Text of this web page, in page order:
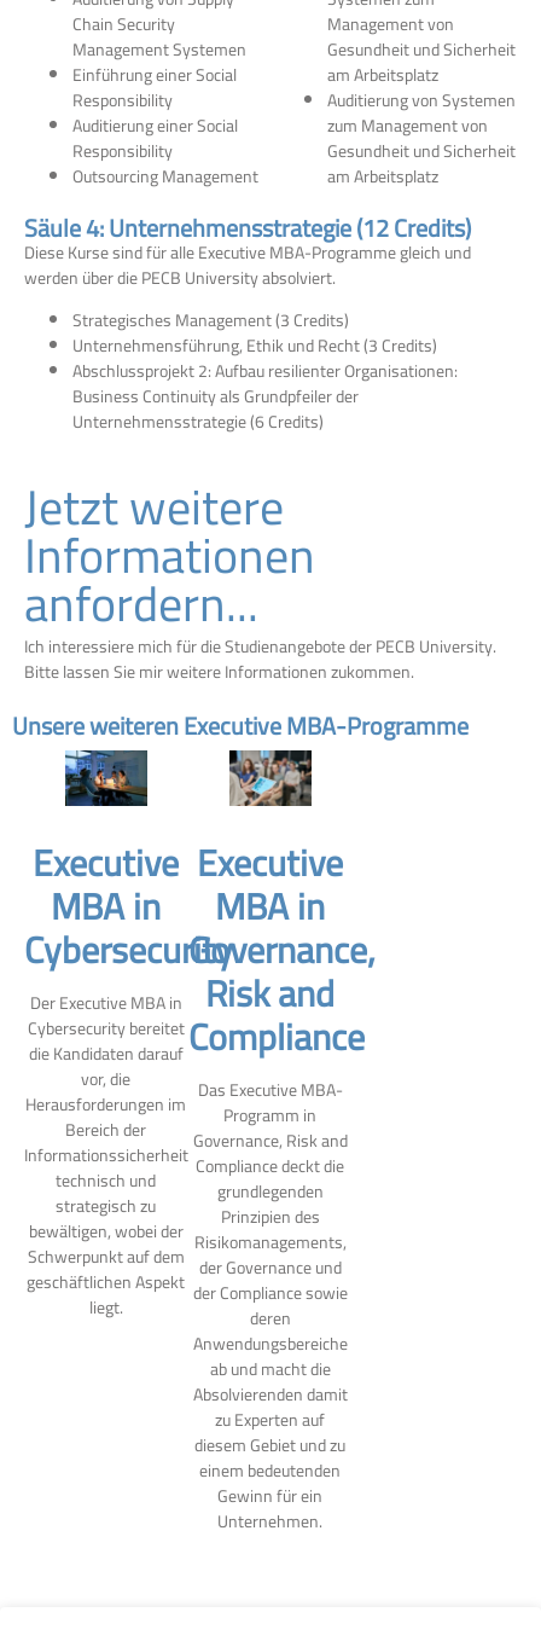
Chain Security
Management Systemen
Einführung einer Social
Responsibility
Auditierung einer Social
Responsibility
Outsourcing Management
Management von
Gesundheit und Sicherheit
am Arbeitsplatz
Auditierung von Systemen
zum Management von
Gesundheit und Sicherheit
am Arbeitsplatz
Säule 4: Unternehmensstrategie (12 Credits)
Diese Kurse sind für alle Executive MBA-Programme gleich und
werden über die PECB University absolviert.
Strategisches Management (3 Credits)
Unternehmensführung, Ethik und Recht (3 Credits)
Abschlussprojekt 2: Aufbau resilienter Organisationen:
Business Continuity als Grundpfeiler der
Unternehmensstrategie (6 Credits)
Jetzt weitere
Informationen
anfordern...
Ich interessiere mich für die Studienangebote der PECB University.
Bitte lassen Sie mir weitere Informationen zukommen.
Unsere weiteren Executive MBA-Programme
Executive
MBA in
Cybersecurity
Der Executive MBA in
Cybersecurity bereitet
die Kandidaten darauf
vor, die
Herausforderungen im
Bereich der
Informationssicherheit
technisch und
strategisch zu
bewältigen, wobei der
Schwerpunkt auf dem
geschäftlichen Aspekt
liegt.
Executive
MBA in
Governance,
Risk and
Compliance
Das Executive MBA-
Programm in
Governance, Risk and
Compliance deckt die
grundlegenden
Prinzipien des
Risikomanagements,
der Governance und
der Compliance sowie
deren
Anwendungsbereiche
ab und macht die
Absolvierenden damit
zu Experten auf
diesem Gebiet und zu
einem bedeutenden
Gewinn für ein
Unternehmen.